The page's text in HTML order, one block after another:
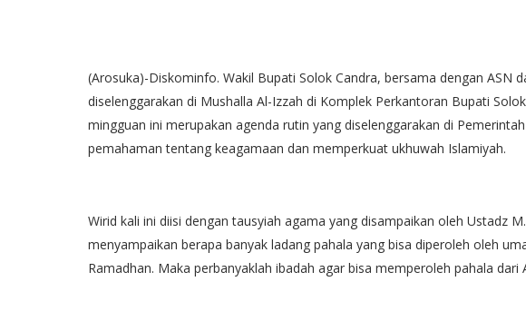
(Arosuka)-Diskominfo. Wakil Bupati Solok Candra, bersama dengan ASN
diselenggarakan di Mushalla Al-Izzah di Komplek Perkantoran Bupati
mingguan ini merupakan agenda rutin yang diselenggarakan di
pemahaman tentang keagamaan dan memperkuat ukhuwah Islamiyah.
Wirid kali ini diisi dengan tausyiah agama yang disampaikan oleh Ustadz
menyampaikan berapa banyak ladang pahala yang bisa diperoleh oleh
Ramadhan. Maka perbanyaklah ibadah agar bisa memperoleh pahala dari